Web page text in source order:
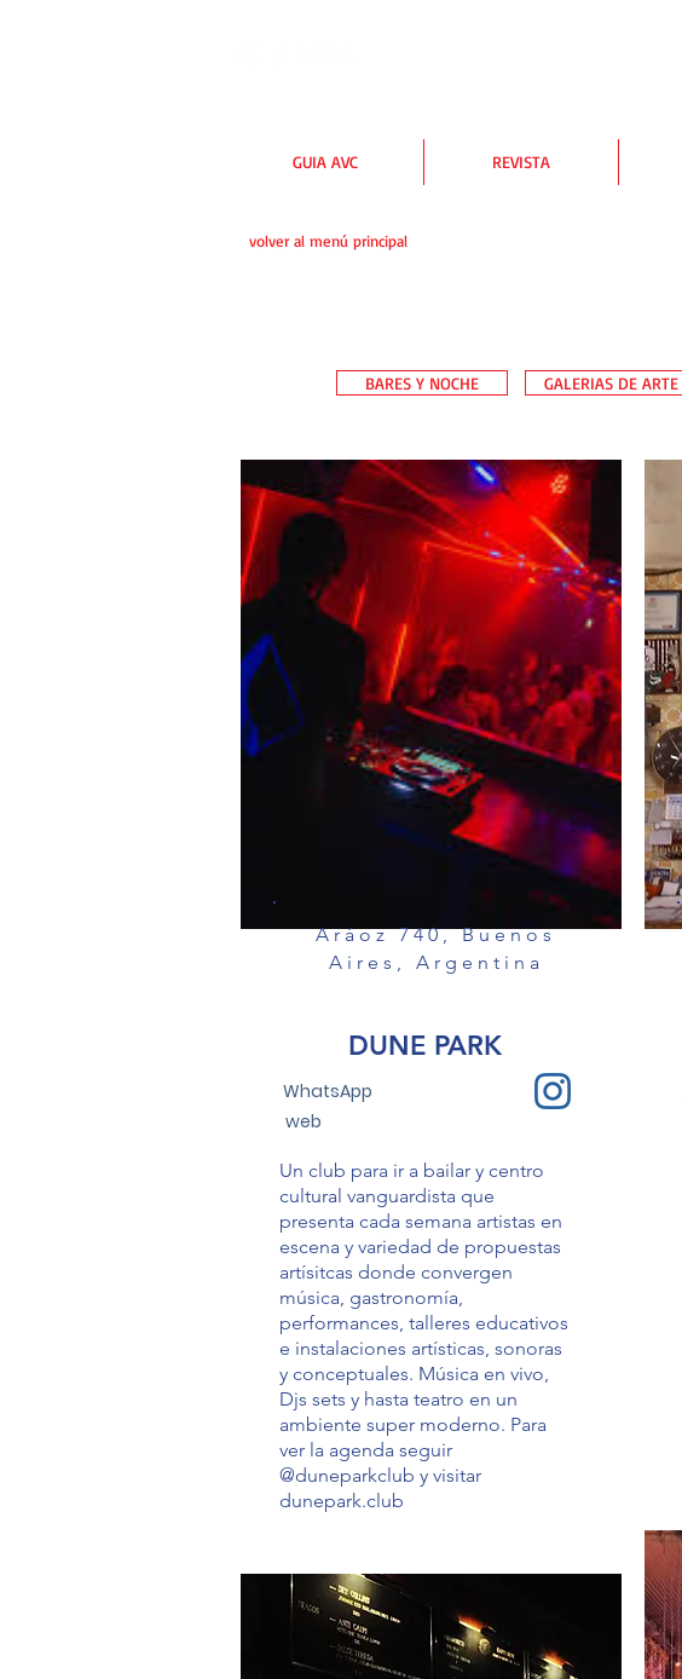
GUIA AVC REVISTA
volver al menú principal
BARES Y NOCHE GALERIAS DE ARTE
Aráoz 740, Buenos
Aires, Argentina
DUNE PARK
WhatsApp
web
Un club para ir a bailar y centro
cultural vanguardista que
presenta cada semana artistas en
escena y variedad de propuestas
artísitcas donde convergen
música, gastronomía,
performances, talleres educativos
e instalaciones artísticas, sonoras
y conceptuales. Música en vivo,
Djs sets y hasta teatro en un
ambiente super moderno. Para
ver la agenda seguir
@duneparkclub y visitar
dunepark.club